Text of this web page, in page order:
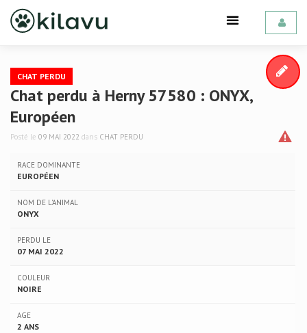
CHAT PERDU
Chat perdu à Herny 57580 : ONYX,
Européen
Posté le 09 MAI 2022 dans CHAT PERDU
RACE DOMINANTE
EUROPÉEN
NOM DE L'ANIMAL
ONYX
PERDU LE
07 MAI 2022
COULEUR
NOIRE
AGE
2 ANS